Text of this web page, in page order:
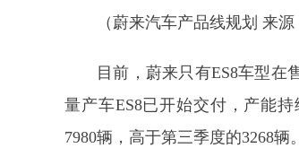
（蔚来汽车产品线规划 来源
目前，蔚来只有ES8车型在
量产车ES8已开始交付，产能
7980辆，高于第三季度的3268辆。